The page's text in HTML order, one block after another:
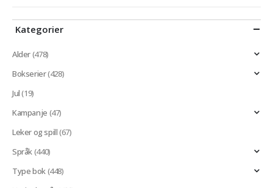
Kategorier
Alder(478)
Bokserier(428)
Jul(19)
Kampanje (47)
Leker og spill(67)
Språk(440)
Type bok(448)